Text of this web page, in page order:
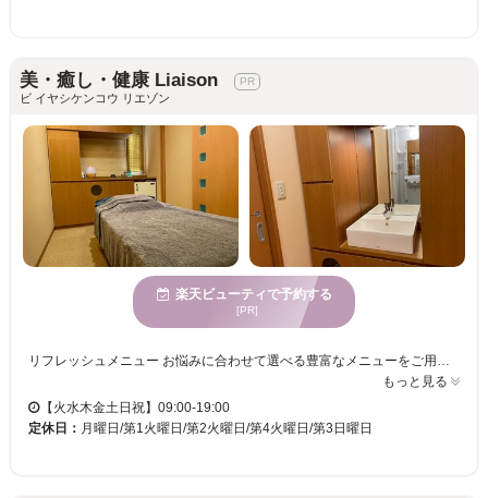
美・癒し・健康 Liaison
ビ イヤシケンコウ リエゾン
楽天ビューティで予約する
[PR]
もっと見る
【火水木金土日祝】09:00-19:00
定休日： 月曜日/第1火曜日/第2火曜日/第4火曜日/第3日曜日